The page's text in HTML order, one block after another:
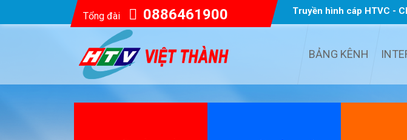
Tổng đài 0886461900 Truyền hình cáp HTVC -
BẢNG KÊNH